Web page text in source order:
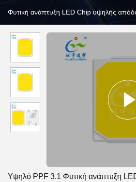
Φυτική ανάπτυξη LED Chip υψηλής
LM301B
Υψηλό PPF 3.1 Φυτική ανάπτυξη